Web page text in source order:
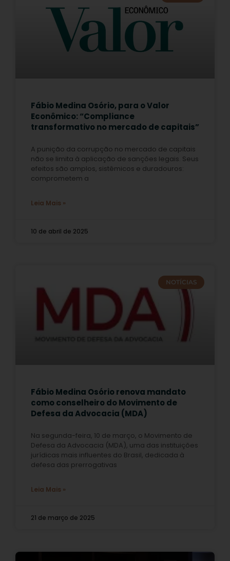
Fábio Medina Osório, para o Valor
Econômico: “Compliance
transformativo no mercado de capitais”
A punição da corrupção no mercado de capitais
não se limita à aplicação de sanções legais. Seus
efeitos são amplos, sistêmicos e duradouros:
comprometem a
Leia Mais »
10 de abril de 2025
NOTÍCIAS
Fábio Medina Osório renova mandato
como conselheiro do Movimento de
Defesa da Advocacia (MDA)
Na segunda-feira, 10 de março, o Movimento de
Defesa da Advocacia (MDA), uma das instituições
jurídicas mais influentes do Brasil, dedicada à
defesa das prerrogativas
Leia Mais »
21 de março de 2025